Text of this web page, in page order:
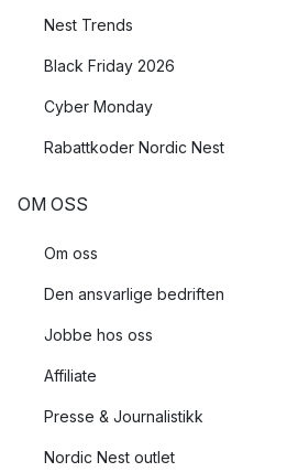
Nest Trends
Black Friday 2026
Cyber Monday
Rabattkoder Nordic Nest
OM OSS
Om oss
Den ansvarlige bedriften
Jobbe hos oss
Affiliate
Presse & Journalistikk
Nordic Nest outlet